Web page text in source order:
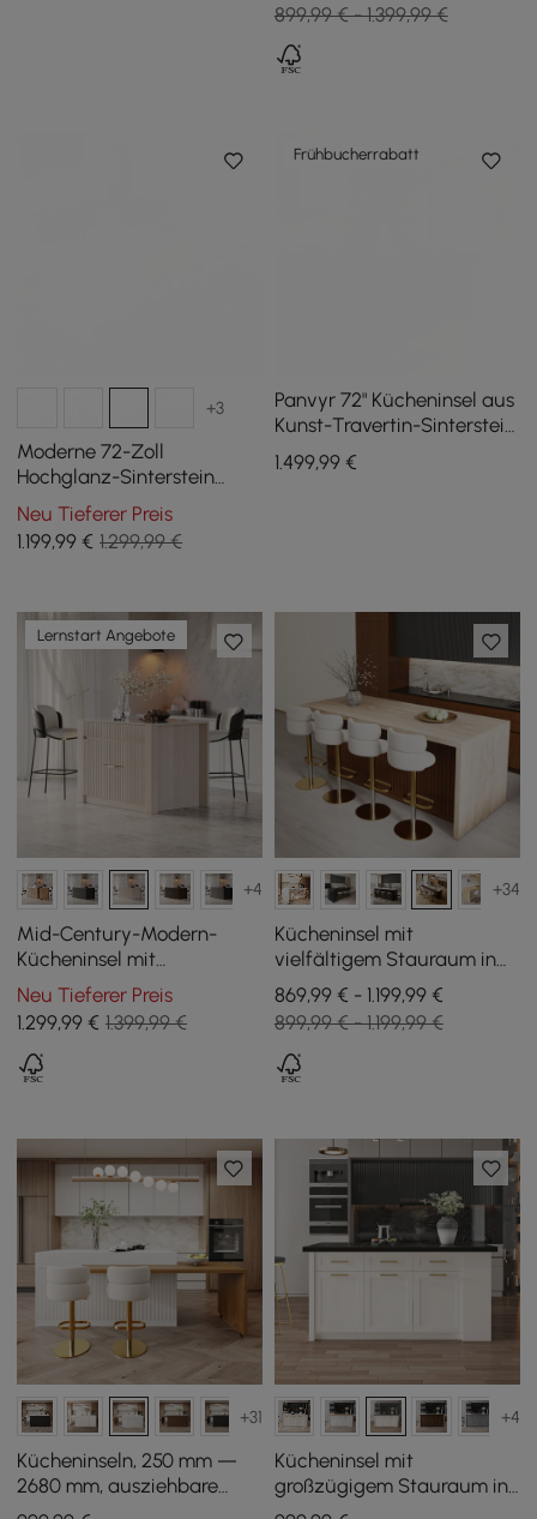
899,99 € - 1.399,99 €
+3
Moderne 72-Zoll
Hochglanz-Sinterstein
Kücheninsel mit
Weinlagerung, Weiß
Neu Tieferer Preis
1.199,99 € 1.299,99 €
Frühbucherrabatt
Panvyr 72" Kücheninsel aus
Kunst-Travertin-Sinterstein
mit Stauraum & LED-
Beleuchtung
1.499,99€
Lernstart Angebote
+4
Mid-Century-Modern-
Kücheninsel mit
glänzender Steinplatte
und Schrankfächern in
Altweiß, 129 cm
Neu Tieferer Preis
1.299,99 € 1.399,99 €
+34
Kücheninsel mit
vielfältigem Stauraum in
Walnuss, 183 cm
869,99 € - 1.199,99 €
899,99 € - 1.199,99 €
+31
Kücheninseln, 250 mm —
2680 mm, ausziehbare
Oberseite mit
+4
Kücheninsel mit
großzügigem Stauraum in
Schwarz und Weiß, 180 cm